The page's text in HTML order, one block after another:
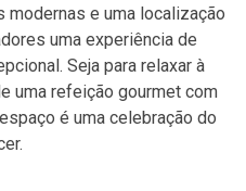
e uma localização
uma experiência de
Seja para relaxar à
uma refeição gourmet com
é uma celebração do